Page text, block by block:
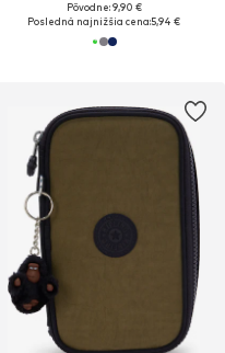
Pôvodne: 9,90 €
Posledná najnižšia cena:5,94 €